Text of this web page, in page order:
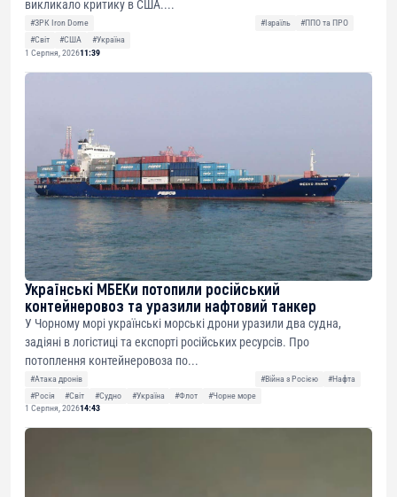
викликало критику в США....
#ЗРК Iron Dome #Ізраїль
#ППО та ПРО
#Світ
#США
#Україна
1 Серпня, 202611:39
Українські МБЕКи потопили російський
контейнеровоз та уразили нафтовий танкер
У Чорному морі українські морські дрони уразили два судна,
задіяні в логістиці та експорті російських ресурсів. Про
потоплення контейнеровоза по...
#Атака дронів #Війна з Росією
#Нафта
#Росія
#Світ #Судно #Україна #Флот
#Чорне море
1 Серпня, 202614:43